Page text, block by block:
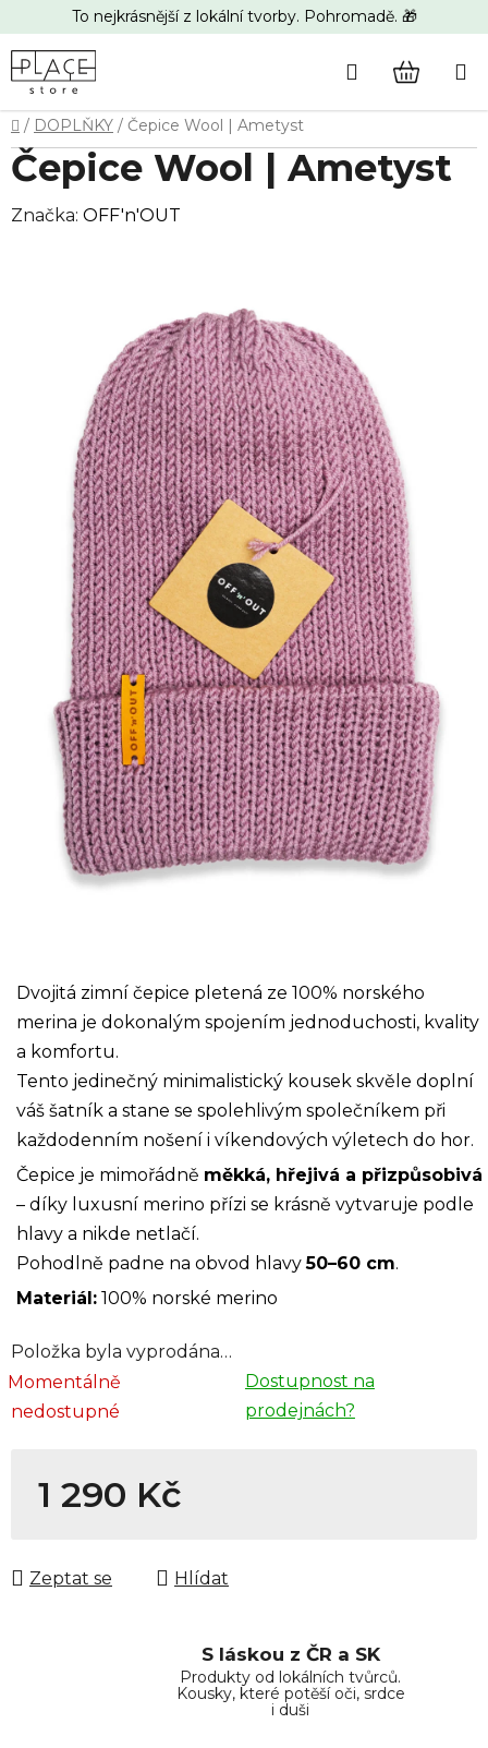
na
obsah
To nejkrásnější z lokální tvorby. Pohromadě. 🎁
Hledat
Domů
/ DOPLŇKY / Čepice Wool | Ametyst
Dvojitá zimní čepice pletená ze 100% norského
merina je dokonalým spojením jednoduchosti, kvality
a komfortu.
Tento jedinečný minimalistický kousek skvěle doplní
váš šatník a stane se spolehlivým společníkem při
každodenním nošení i víkendových výletech do hor.
Čepice je mimořádně měkká, hřejivá a přizpůsobivá
– díky luxusní merino přízi se krásně vytvaruje podle
hlavy a nikde netlačí.
Pohodlně padne na obvod hlavy50–60 cm.
Materiál: 100% norské merino
Položka byla vyprodána…
Momentálně
nedostupné
Dostupnost na
prodejnách?
1 290 Kč
Zeptat se Hlídat
Čepice Wool | Ametyst
Značka: OFF'n'OUT
S láskou z ČR a SK
Produkty od lokálních tvůrců.
Kousky, které potěší oči, srdce
i duši